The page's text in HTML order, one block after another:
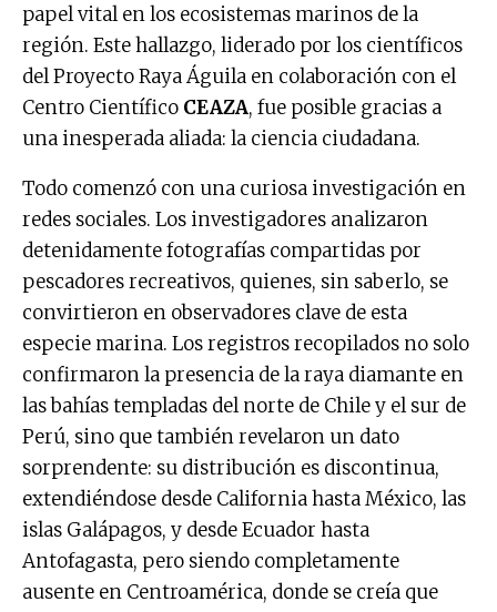
papel vital en los ecosistemas marinos de la
región. Este hallazgo, liderado por los científicos
del Proyecto Raya Águila en colaboración con el
Centro Científico CEAZA, fue posible gracias a
una inesperada aliada: la ciencia ciudadana.
Todo comenzó con una curiosa investigación en
redes sociales. Los investigadores analizaron
detenidamente fotografías compartidas por
pescadores recreativos, quienes, sin saberlo, se
convirtieron en observadores clave de esta
especie marina. Los registros recopilados no solo
confirmaron la presencia de la raya diamante en
las bahías templadas del norte de Chile y el sur de
Perú, sino que también revelaron un dato
sorprendente: su distribución es discontinua,
extendiéndose desde California hasta México, las
islas Galápagos, y desde Ecuador hasta
Antofagasta, pero siendo completamente
ausente en Centroamérica, donde se creía que